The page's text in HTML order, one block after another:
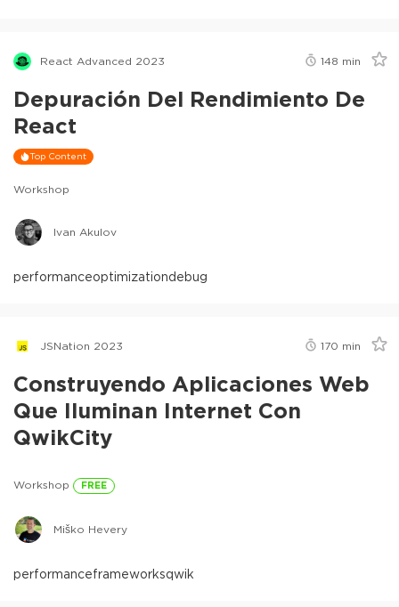
React Advanced 2023 148 min
Depuración Del Rendimiento De
React
Top Content
Workshop
Ivan Akulov
performanceoptimizationdebug
JSNation 2023 170 min
Construyendo Aplicaciones Web
Que Iluminan Internet Con
QwikCity
Workshop FREE
Miško Hevery
performanceframeworksqwik